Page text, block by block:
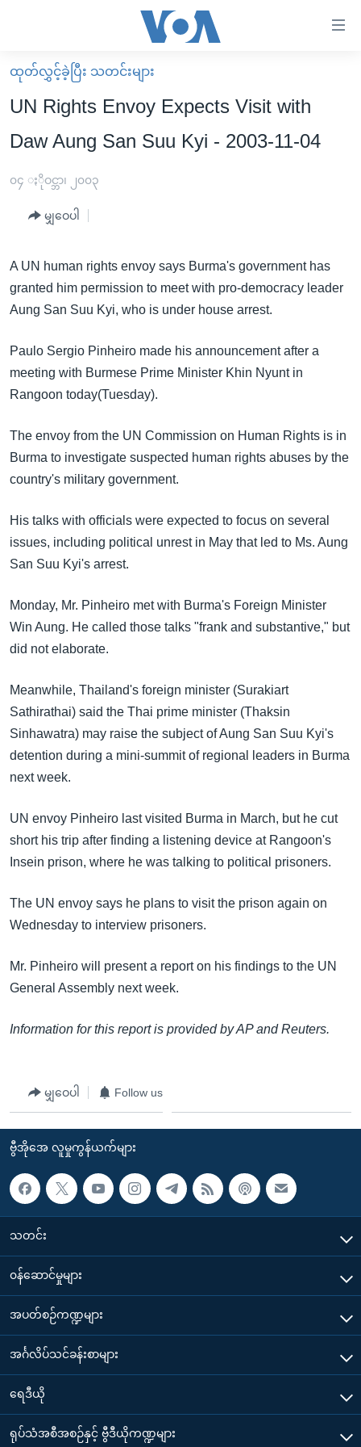
လွယ်ကူ
စေ
သည့်
များ
ပင်မ
ညွန်း
သို့
ကျော်
ကြည့်
ရှာဖွေ
ရန်
နေရာ
ကျော်
ရန်
မူလစာမျက်နှာ
မြန်မာ
ကမ္ဘာ့သတင်းများ
နိုင်ငံတကာ
အစ္စရေး-ပါလက်စတိုင်း
ဗွီဒီယို
ရပ်ဝန်းတခု လမ်းတခု အလွန်
အင်္ဂလိပ်စာလေ့လာမယ်
အမေရိကန်သုံးအီဒီယံ
မကြေးမုံရဲ့ အင်္ဂလိပ်စာ
ရုပ်ရှင်ထဲက အင်္ဂလိပ်စာ
သုတပဒေသာ အင်္ဂလိပ်စာ
အပတ်စဉ်ကဏ္ဍများ
ရေဒီယို
တီဗွီ
ရေဒီယိုနှင့်ရုပ်သံ အချက်အလက်များ
ရေဒီယို/တီဗွီအစီအစဉ်
Learning English
ဗွီအိုအေ လူမှုကွန်ယက်များ
ထုတ်လွှင့်ခဲ့ပြီး သတင်းများ
UN Rights Envoy Expects Visit with
Daw Aung San Suu Kyi - 2003-11-04
၀၄ ႏိုဝင္ဘာ၊ ၂၀၀၃
မျှဝေပါ
A UN human rights envoy says Burma's government has
granted him permission to meet with pro-democracy leader
Aung San Suu Kyi, who is under house arrest.
Paulo Sergio Pinheiro made his announcement after a
meeting with Burmese Prime Minister Khin Nyunt in
Rangoon today(Tuesday).
The envoy from the UN Commission on Human Rights is in
Burma to investigate suspected human rights abuses by the
country's military government.
His talks with officials were expected to focus on several
issues, including political unrest in May that led to Ms. Aung
San Suu Kyi's arrest.
Monday, Mr. Pinheiro met with Burma's Foreign Minister
Win Aung. He called those talks "frank and substantive," but
did not elaborate.
Meanwhile, Thailand's foreign minister (Surakiart
Sathirathai) said the Thai prime minister (Thaksin
Sinhawatra) may raise the subject of Aung San Suu Kyi's
detention during a mini-summit of regional leaders in Burma
next week.
UN envoy Pinheiro last visited Burma in March, but he cut
short his trip after finding a listening device at Rangoon's
Insein prison, where he was talking to political prisoners.
The UN envoy says he plans to visit the prison again on
Wednesday to interview prisoners.
Mr. Pinheiro will present a report on his findings to the UN
General Assembly next week.
Information for this report is provided by AP and Reuters.
မျှဝေပါ Follow us
ဗွီအိုအေ လူမှုကွန်ယက်များ
သတင်း
၀န်ဆောင်မှုများ
အပတ်စဉ်ကဏ္ဍများ
အင်္ဂလိပ်သင်ခန်းစာများ
ရေဒီယို
ရုပ်သံအစီအစဉ်နှင့် ဗွီဒီယိုကဏ္ဍများ